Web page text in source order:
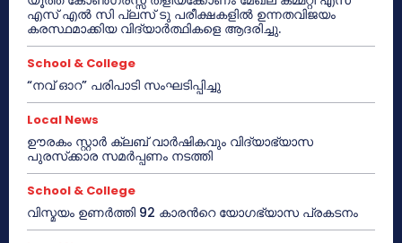
എസ് എൽ സി പ്ലസ് ടു പരീക്ഷകളിൽ ഉന്നതവിജയം
കരസ്ഥമാക്കിയ വിദ്യാർത്ഥികളെ ആദരിച്ചു.
School & College
“നവ് ഓറ” പരിപാടി സംഘടിപ്പിച്ചു
Local News
ഊരകം സ്റ്റാർ ക്ലബ് വാർഷികവും വിദ്യാഭ്യാസ
പുരസ്‌ക്കാര സമർപ്പണം നടത്തി
School & College
വിസ്മയം ഉണർത്തി 92 കാരൻറെ യോഗഭ്യാസ പ്രകടനം